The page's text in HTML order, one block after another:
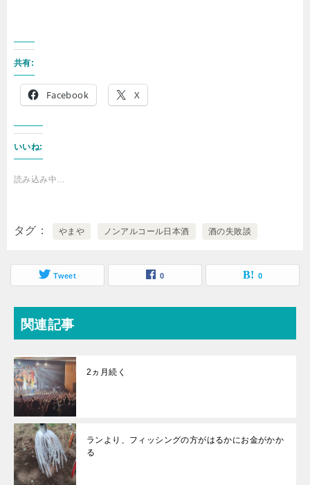
共有:
Facebook X
いいね:
読み込み中…
タグ やまや ノンアルコール日本酒 酒の失敗談
Tweet 0 0
関連記事
2ヵ月続く
ランより、フィッシングの方がはるかにお金がかか
る